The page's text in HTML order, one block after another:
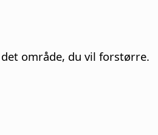
område, du vil forstørre.